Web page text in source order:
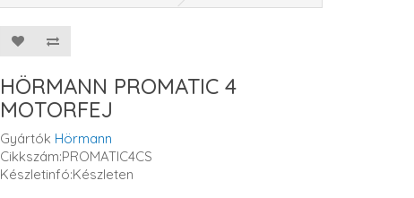
HÖRMANN PROMATIC 4
MOTORFEJ
Gyártók Hörmann
Cikkszám:PROMATIC4CS
Készletinfó:Készleten